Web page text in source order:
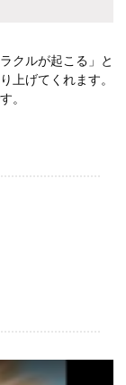
クルが起こる」と
上げてくれます。
。